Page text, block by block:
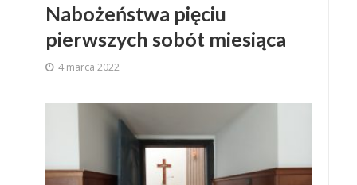
Nabożeństwa pięciu
pierwszych sobót miesiąca
4 marca 2022